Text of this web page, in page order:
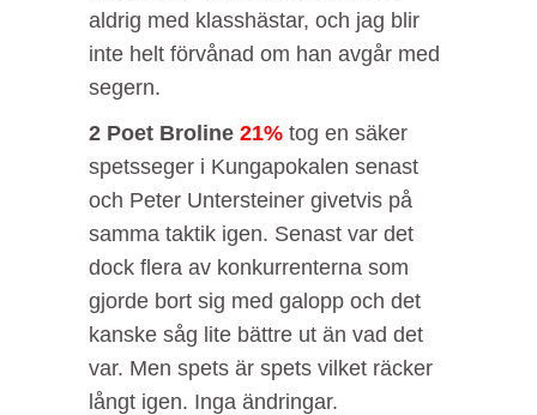
aldrig med klasshästar, och jag blir
inte helt förvånad om han avgår med
segern.
2 Poet Broline 21% tog en säker
spetsseger i Kungapokalen senast
och Peter Untersteiner givetvis på
samma taktik igen. Senast var det
dock flera av konkurrenterna som
gjorde bort sig med galopp och det
kanske såg lite bättre ut än vad det
var. Men spets är spets vilket räcker
långt igen. Inga ändringar.